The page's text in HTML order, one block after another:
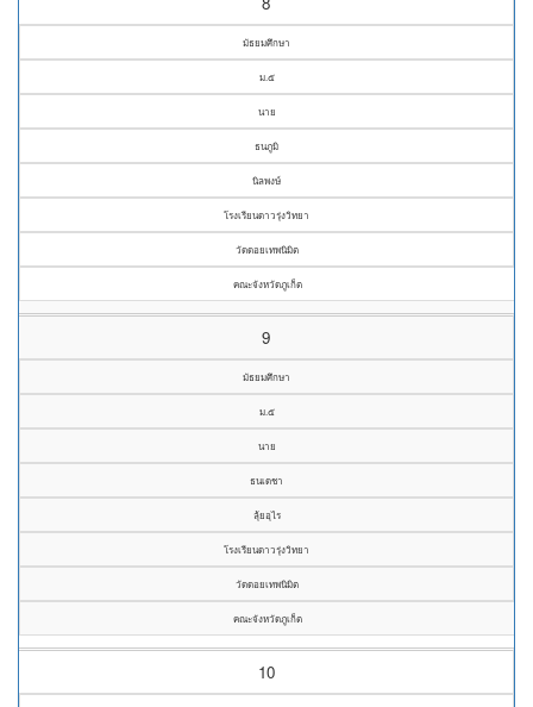
มัธยมศึกษา
ม.๕
นาย
ธนภูมิ
นิลพงษ์
โรงเรียนดาวรุ่งวิทยา
วัดดอยเทพนิมิต
คณะจังหวัดภูเก็ต
9
มัธยมศึกษา
ม.๕
นาย
ธนเดชา
ลุ้ยอุไร
โรงเรียนดาวรุ่งวิทยา
วัดดอยเทพนิมิต
คณะจังหวัดภูเก็ต
10